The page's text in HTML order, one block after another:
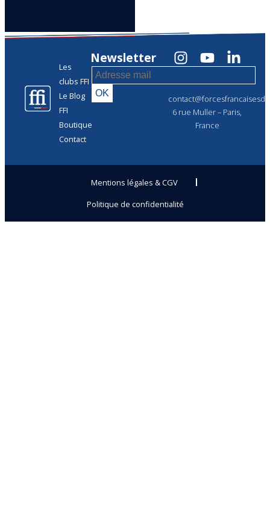
Les
clubs FFI
Le Blog
FFI
Boutique
Contact
6 rue Muller – Paris,
France
Newsletter
Mentions légales & CGV
Politique de confidentialité